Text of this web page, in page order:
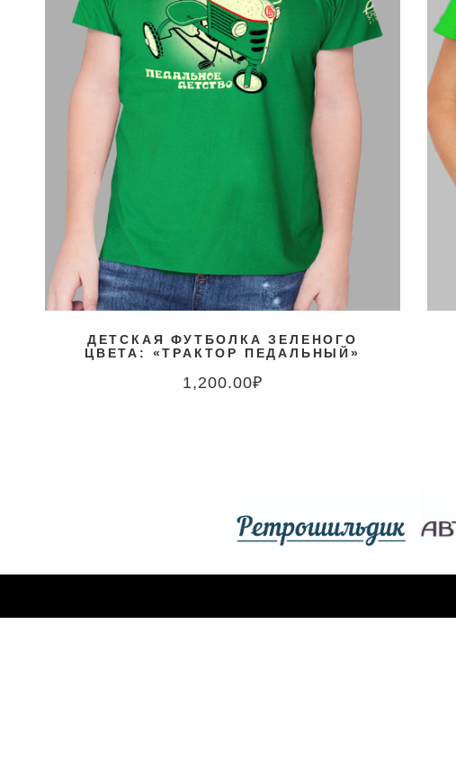
ДЕТСКАЯ ФУТБОЛКА ЗЕЛЕНОГО
ЦВЕТА: «ТРАКТОР ПЕДАЛЬНЫЙ»
1,200.00₽